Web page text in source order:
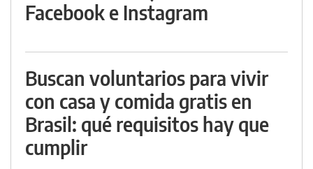
Facebook e Instagram
Buscan voluntarios para vivir
con casa y comida gratis en
Brasil: qué requisitos hay que
cumplir